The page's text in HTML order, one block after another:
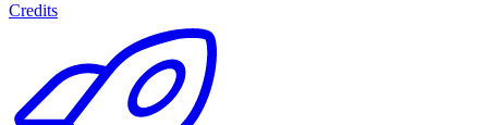
Credits